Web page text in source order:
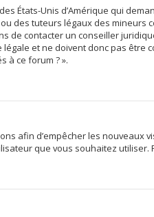
États-Unis d’Amérique qui
des tuteurs légaux des mineurs
de contacter un conseiller
et ne doivent donc pas être
à ce forum ? ».
afin d’empêcher les nouveaux
que vous souhaitez